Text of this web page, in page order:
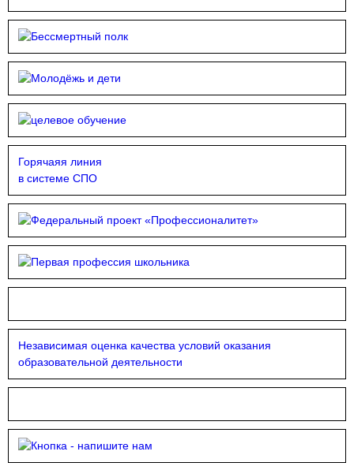
Горячаяя линия
в системе СПО
Независимая оценка качества условий оказания
образовательной деятельности